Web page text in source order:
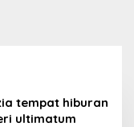
tempat hiburan
ultimatum